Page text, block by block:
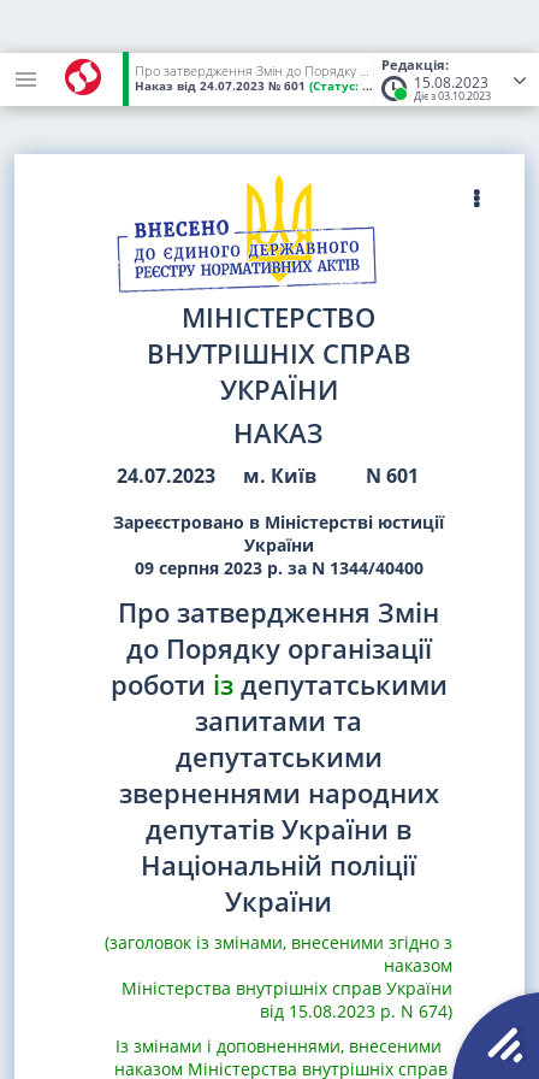
Редакція:
15.08.2023
Діє з 03.10.2023
Про затвердження Змін до Порядку організації роботи із депутатськими запитами та депутатськими зверненнями народних депутатів України в Національній поліції України
Наказ від 24.07.2023 № 601 (Статус:
МІНІСТЕРСТВО
ВНУТРІШНІХ СПРАВ
УКРАЇНИ
НАКАЗ
24.07.2023 м. Київ N 601
Зареєстровано в Міністерстві юстиції
України
09 серпня 2023 р. за N 1344/40400
Про затвердження Змін
до Порядку організації
роботи іздепутатськими
запитами та
депутатськими
зверненнями народних
депутатів України в
Національній поліції
України
(заголовок із змінами, внесеними згідно з
наказом
Міністерства внутрішніх справ України
від 15.08.2023 р. N 674)
Із змінами і доповненнями, внесеними
наказом Міністерства внутрішніх справ